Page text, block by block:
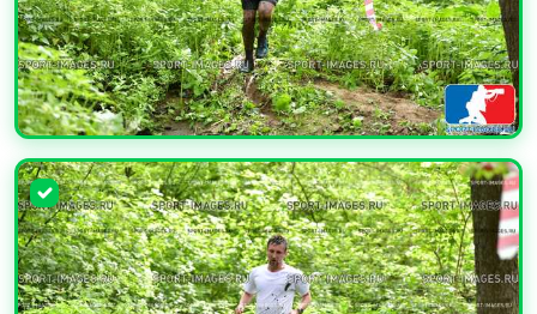
УВЕЛИЧИТЬ